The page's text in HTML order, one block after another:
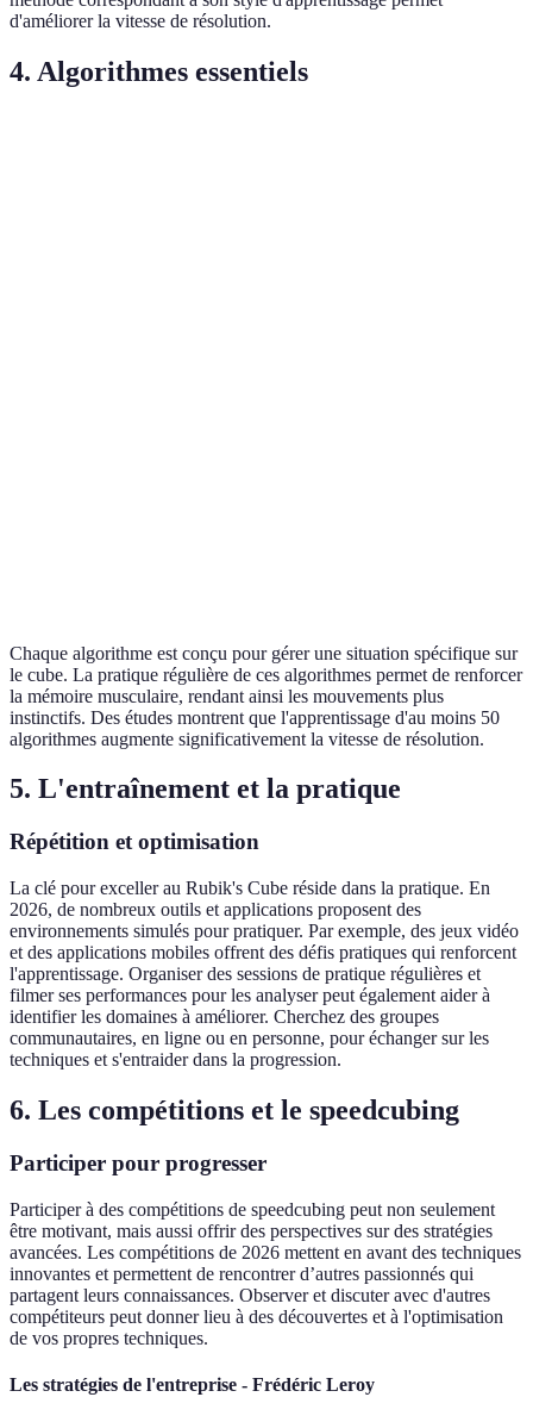
d'améliorer la vitesse de résolution.
4. Algorithmes essentiels
Chaque algorithme est conçu pour gérer une situation spécifique sur
le cube. La pratique régulière de ces algorithmes permet de renforcer
la mémoire musculaire, rendant ainsi les mouvements plus
instinctifs. Des études montrent que l'apprentissage d'au moins 50
algorithmes augmente significativement la vitesse de résolution.
5. L'entraînement et la pratique
Répétition et optimisation
La clé pour exceller au Rubik's Cube réside dans la pratique. En
2026, de nombreux outils et applications proposent des
environnements simulés pour pratiquer. Par exemple, des jeux vidéo
et des applications mobiles offrent des défis pratiques qui renforcent
l'apprentissage. Organiser des sessions de pratique régulières et
filmer ses performances pour les analyser peut également aider à
identifier les domaines à améliorer. Cherchez des groupes
communautaires, en ligne ou en personne, pour échanger sur les
techniques et s'entraider dans la progression.
6. Les compétitions et le speedcubing
Participer pour progresser
Participer à des compétitions de speedcubing peut non seulement
être motivant, mais aussi offrir des perspectives sur des stratégies
avancées. Les compétitions de 2026 mettent en avant des techniques
innovantes et permettent de rencontrer d’autres passionnés qui
partagent leurs connaissances. Observer et discuter avec d'autres
compétiteurs peut donner lieu à des découvertes et à l'optimisation
de vos propres techniques.
Les stratégies de l'entreprise - Frédéric Leroy